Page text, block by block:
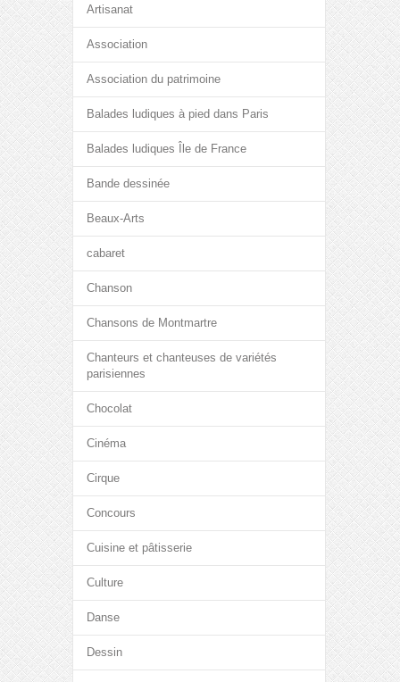
Artisanat
Association
Association du patrimoine
Balades ludiques à pied dans Paris
Balades ludiques Île de France
Bande dessinée
Beaux-Arts
cabaret
Chanson
Chansons de Montmartre
Chanteurs et chanteuses de variétés
parisiennes
Chocolat
Cinéma
Cirque
Concours
Cuisine et pâtisserie
Culture
Danse
Dessin